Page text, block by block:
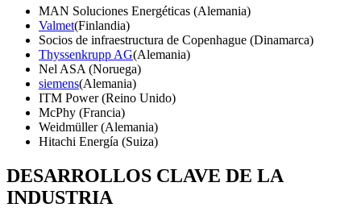
MAN Soluciones Energéticas (Alemania)
Valmet(Finlandia)
Socios de infraestructura de Copenhague (Dinamarca)
Thyssenkrupp AG(Alemania)
Nel ASA (Noruega)
siemens(Alemania)
ITM Power (Reino Unido)
McPhy (Francia)
Weidmüller (Alemania)
Hitachi Energía (Suiza)
DESARROLLOS CLAVE DE LA
INDUSTRIA